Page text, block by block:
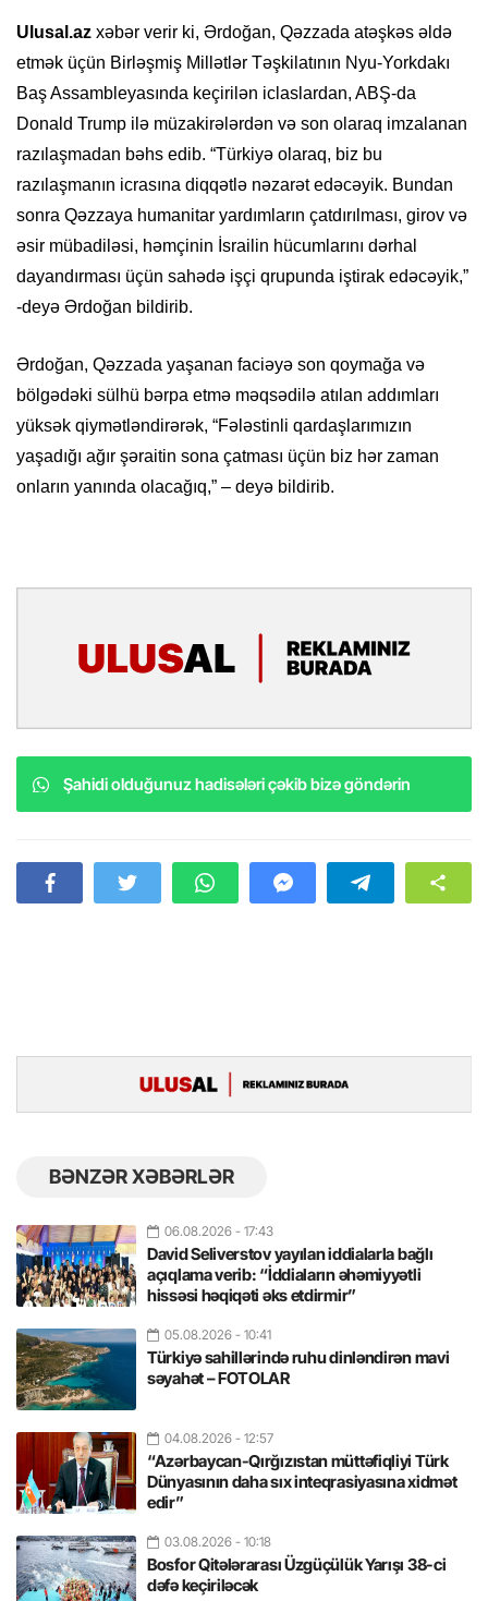
Ulusal.az xəbər verir ki, Ərdoğan, Qəzzada atəşkəs əldə
etmək üçün Birləşmiş Millətlər Təşkilatının Nyu-Yorkdakı
Baş Assambleyasında keçirilən iclaslardan, ABŞ-da
Donald Trump ilə müzakirələrdən və son olaraq imzalanan
razılaşmadan bəhs edib. “Türkiyə olaraq, biz bu
razılaşmanın icrasına diqqətlə nəzarət edəcəyik. Bundan
sonra Qəzzaya humanitar yardımların çatdırılması, girov və
əsir mübadiləsi, həmçinin İsrailin hücumlarını dərhal
dayandırması üçün sahədə işçi qrupunda iştirak edəcəyik,”
-deyə Ərdoğan bildirib.
Ərdoğan, Qəzzada yaşanan faciəyə son qoymağa və
bölgədəki sülhü bərpa etmə məqsədilə atılan addımları
yüksək qiymətləndirərək, “Fələstinli qardaşlarımızın
yaşadığı ağır şəraitin sona çatması üçün biz hər zaman
onların yanında olacağıq,” – deyə bildirib.
Şahidi olduğunuz hadisələri çəkib bizə göndərin
BƏNZƏR XƏBƏRLƏR
06.08.2026 - 17:43
David Seliverstov yayılan iddialarla bağlı
açıqlama verib: “İddiaların əhəmiyyətli
hissəsi həqiqəti əks etdirmir”
05.08.2026 - 10:41
Türkiyə sahillərində ruhu dinləndirən mavi
səyahət – FOTOLAR
04.08.2026 - 12:57
“Azərbaycan-Qırğızıstan müttəfiqliyi Türk
Dünyasının daha sıx inteqrasiyasına xidmət
edir”
03.08.2026 - 10:18
Bosfor Qitələrarası Üzgüçülük Yarışı 38-ci
dəfə keçiriləcək